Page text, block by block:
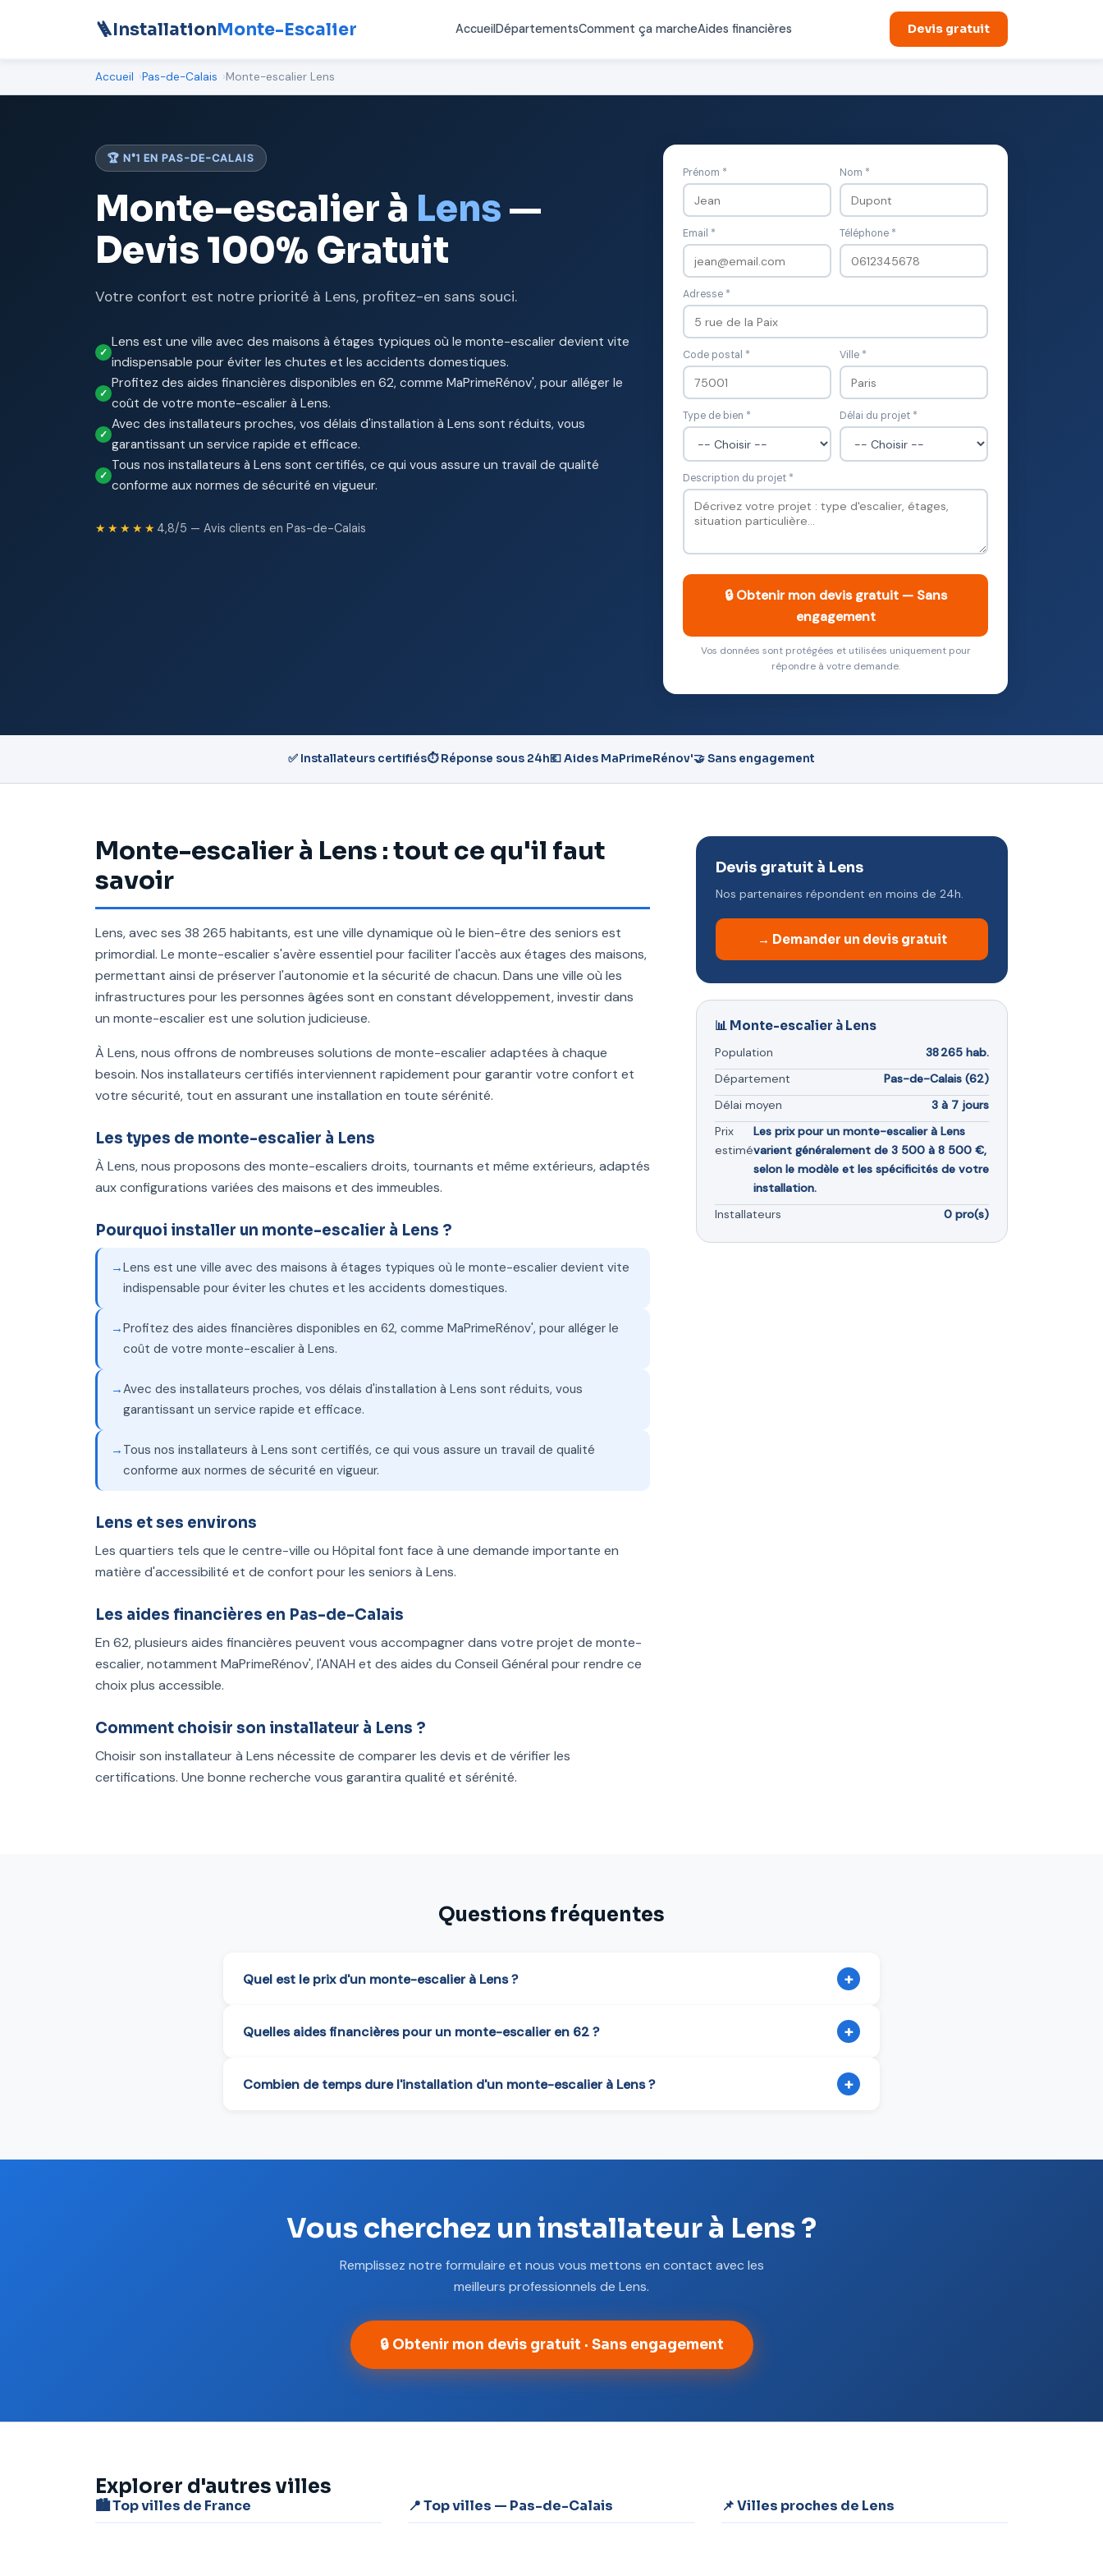
🪜InstallationMonte-Escalier AccueilDépartementsComment ça marcheAides financières Devis gratuit
Accueil Pas-de-Calais Monte-escalier Lens
🏆 N°1 EN PAS-DE-CALAIS
Monte-escalier à Lens —
Devis 100% Gratuit
Votre confort est notre priorité à Lens, profitez-en sans souci.
Lens est une ville avec des maisons à étages typiques où le monte-escalier devient vite
indispensable pour éviter les chutes et les accidents domestiques.
Profitez des aides financières disponibles en 62, comme MaPrimeRénov', pour alléger le
coût de votre monte-escalier à Lens.
Avec des installateurs proches, vos délais d'installation à Lens sont réduits, vous
garantissant un service rapide et efficace.
Tous nos installateurs à Lens sont certifiés, ce qui vous assure un travail de qualité
conforme aux normes de sécurité en vigueur.
★★★★★ 4,8/5 — Avis clients en Pas-de-Calais
Prénom * Nom *
Email * Téléphone *
Adresse *
Code postal * Ville *
Type de bien * Délai du projet *
Description du projet *
🔒 Obtenir mon devis gratuit — Sans
engagement
Vos données sont protégées et utilisées uniquement pour
répondre à votre demande.
✅ Installateurs certifiés⏱️ Réponse sous 24h💶 Aides MaPrimeRénov'🤝 Sans engagement
Monte-escalier à Lens : tout ce qu'il faut
savoir
Lens, avec ses 38 265 habitants, est une ville dynamique où le bien-être des seniors est
primordial. Le monte-escalier s'avère essentiel pour faciliter l'accès aux étages des maisons,
permettant ainsi de préserver l'autonomie et la sécurité de chacun. Dans une ville où les
infrastructures pour les personnes âgées sont en constant développement, investir dans
un monte-escalier est une solution judicieuse.
À Lens, nous offrons de nombreuses solutions de monte-escalier adaptées à chaque
besoin. Nos installateurs certifiés interviennent rapidement pour garantir votre confort et
votre sécurité, tout en assurant une installation en toute sérénité.
Les types de monte-escalier à Lens
À Lens, nous proposons des monte-escaliers droits, tournants et même extérieurs, adaptés
aux configurations variées des maisons et des immeubles.
Pourquoi installer un monte-escalier à Lens ?
Lens est une ville avec des maisons à étages typiques où le monte-escalier devient vite
indispensable pour éviter les chutes et les accidents domestiques.
Profitez des aides financières disponibles en 62, comme MaPrimeRénov', pour alléger le
coût de votre monte-escalier à Lens.
Avec des installateurs proches, vos délais d'installation à Lens sont réduits, vous
garantissant un service rapide et efficace.
Tous nos installateurs à Lens sont certifiés, ce qui vous assure un travail de qualité
conforme aux normes de sécurité en vigueur.
Lens et ses environs
Les quartiers tels que le centre-ville ou Hôpital font face à une demande importante en
matière d'accessibilité et de confort pour les seniors à Lens.
Les aides financières en Pas-de-Calais
En 62, plusieurs aides financières peuvent vous accompagner dans votre projet de monte-
escalier, notamment MaPrimeRénov', l'ANAH et des aides du Conseil Général pour rendre ce
choix plus accessible.
Comment choisir son installateur à Lens ?
Choisir son installateur à Lens nécessite de comparer les devis et de vérifier les
certifications. Une bonne recherche vous garantira qualité et sérénité.
Devis gratuit à Lens
Nos partenaires répondent en moins de 24h.
→ Demander un devis gratuit
📊 Monte-escalier à Lens
Population
38 265 hab.
Département
Pas-de-Calais (62)
Délai moyen
3 à 7 jours
Prix
estimé
Les prix pour un monte-escalier à Lens
varient généralement de 3 500 à 8 500 €,
selon le modèle et les spécificités de votre
installation.
Installateurs
0 pro(s)
Questions fréquentes
Quel est le prix d'un monte-escalier à Lens ? +
Quelles aides financières pour un monte-escalier en 62 ? +
Combien de temps dure l'installation d'un monte-escalier à Lens ? +
Vous cherchez un installateur à Lens ?
Remplissez notre formulaire et nous vous mettons en contact avec les
meilleurs professionnels de Lens.
🔒 Obtenir mon devis gratuit · Sans engagement
Explorer d'autres villes
🏙️ Top villes de France 📍 Top villes — Pas-de-Calais 📌 Villes proches de Lens